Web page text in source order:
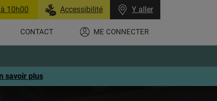
10h00 Accessibilité Y aller
CONTACT ME CONNECTER
savoir plus